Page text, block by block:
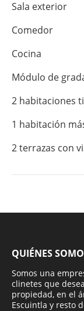
Sala exterior
Comedor
Cocina
Módulo de
2 habitaciones
1 habitación
2 terrazas con
QUIÉNES
Somos una
clinetes que
propiedad, en el
Escuintla y resto